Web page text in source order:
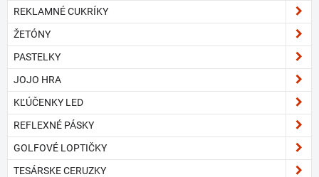
REKLAMNÉ CUKRÍKY
ŽETÓNY
PASTELKY
JOJO HRA
KĽÚČENKY LED
REFLEXNÉ PÁSKY
GOLFOVÉ LOPTIČKY
TESÁRSKE CERUZKY